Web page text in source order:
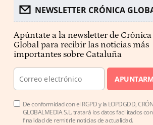
NEWSLETTER CRÓNICA
Apúntate a la newsletter de Crónica
Global para recibir las noticias más
importantes sobre Cataluña
De conformidad con el RGPD y la LOPDGDD,
GLOBALMEDIA S.L. tratará los datos facilitados
finalidad de remitirle noticias de actualidad.